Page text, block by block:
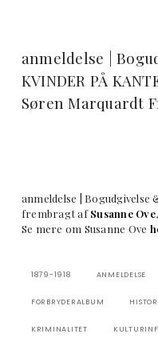
anmeldelse |
KVINDER PÅ
Søren Marquardt
anmeldelse | Bogudgivelse
frembragt afSusanne Ove
Se mere om Susanne Ove
1879-1918 ANMELDELSE
FORBRYDERALBUM
KRIMINALITET